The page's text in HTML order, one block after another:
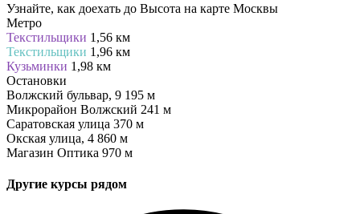
Узнайте, как доехать до Высота на карте Москвы
Метро
Текстильщики 1,56 км
Текстильщики 1,96 км
Кузьминки 1,98 км
Остановки
Волжский бульвар, 9 195 м
Микрорайон Волжский 241 м
Саратовская улица 370 м
Окская улица, 4 860 м
Магазин Оптика 970 м
Другие курсы рядом